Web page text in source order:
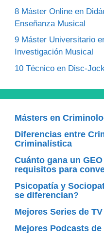
8 Máster Online en
Enseñanza Musical
9 Máster Universitario
Investigación Musical
10 Técnico en Disc-
Másters en
Diferencias entre
Criminalística
Cuánto gana un
requisitos para
Psicopatía y
se diferencian?
Mejores Series de
Mejores Podcasts